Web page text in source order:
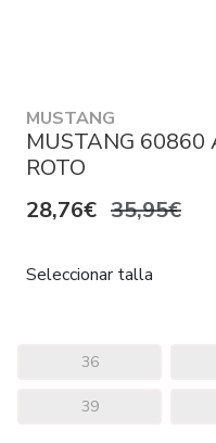
MUSTANG
MUSTANG 60860
ROTO
28,76€ 35,95€
Seleccionar talla
36
39